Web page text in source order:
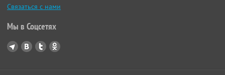
Связаться с нами
Мы в Соцсетях